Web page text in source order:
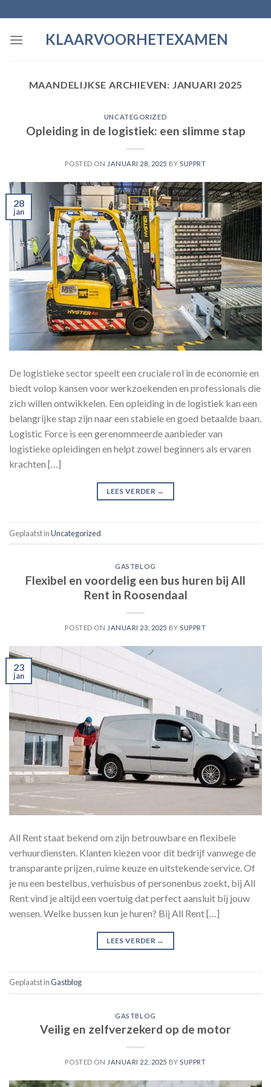
to
content
KLAARVOORHETEXAMEN
MAANDELIJKSE ARCHIEVEN: JANUARI 2025
UNCATEGORIZED
Opleiding in de logistiek: een slimme stap
POSTED ON JANUARI 28, 2025 BY SUPPRT
28
jan
De logistieke sector speelt een cruciale rol in de economie en
biedt volop kansen voor werkzoekenden en professionals die
zich willen ontwikkelen. Een opleiding in de logistiek kan een
belangrijke stap zijn naar een stabiele en goed betaalde baan.
Logistic Force is een gerenommeerde aanbieder van
logistieke opleidingen en helpt zowel beginners als ervaren
krachten […]
LEES VERDER →
Geplaatst inUncategorized
GASTBLOG
Flexibel en voordelig een bus huren bij All
Rent in Roosendaal
POSTED ON JANUARI 23, 2025 BYSUPPRT
23
jan
All Rent staat bekend om zijn betrouwbare en flexibele
verhuurdiensten. Klanten kiezen voor dit bedrijf vanwege de
transparante prijzen, ruime keuze en uitstekende service. Of
je nu een bestelbus, verhuisbus of personenbus zoekt, bij All
Rent vind je altijd een voertuig dat perfect aansluit bij jouw
wensen. Welke bussen kun je huren? Bij All Rent […]
LEES VERDER →
Geplaatst inGastblog
GASTBLOG
Veilig en zelfverzekerd op de motor
POSTED ON JANUARI 22, 2025 BYSUPPRT